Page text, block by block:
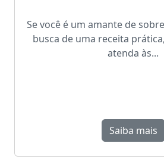
Se você é um amante de
busca de uma receita
atenda às...
Saiba mais